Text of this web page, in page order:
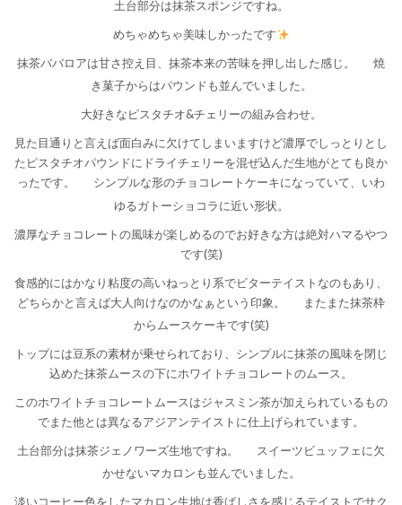
土台部分は抹茶スポンジですね。
めちゃめちゃ美味しかったです
抹茶ババロアは甘さ控え目、抹茶本来の苦味を押し出した感じ。
焼
き菓子からはパウンドも並んでいました。
大好きなピスタチオ&チェリーの組み合わせ。
見た目通りと言えば面白みに欠けてしまいますけど濃厚でしっとりとし
たピスタチオパウンドにドライチェリーを混ぜ込んだ生地がとても良か
ったです。
シンプルな形のチョコレートケーキになっていて、いわ
ゆるガトーショコラに近い形状。
濃厚なチョコレートの風味が楽しめるのでお好きな方は絶対ハマるやつ
です(笑)
食感的にはかなり粘度の高いねっとり系でビターテイストなのもあり、
どちらかと言えば大人向けなのかなぁという印象。
またまた抹茶枠
からムースケーキです(笑)
トップには豆系の素材が乗せられており、シンプルに抹茶の風味を閉じ
込めた抹茶ムースの下にホワイトチョコレートのムース。
このホワイトチョコレートムースはジャスミン茶が加えられているもの
でまた他とは異なるアジアンテイストに仕上げられています。
土台部分は抹茶ジェノワーズ生地ですね。
スイーツビュッフェに欠
かせないマカロンも並んでいました。
淡いコーヒー色をしたマカロン生地は香ばしさを感じるテイストでサク